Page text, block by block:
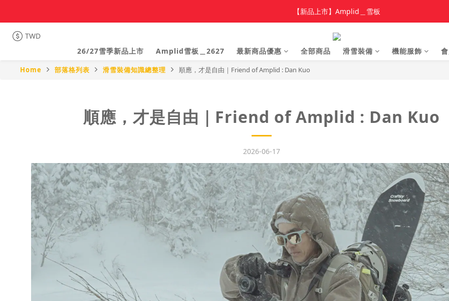
加入新會員 領$100 購物金，首單享免運🚛
【新品上市】Amplid＿雪板
【新品上市】雪季商品
加入新會員 領$100 購物金，首單享免運🚛
TWD
26/27雪季新品上市
Amplid雪板＿2627 最新商品優惠 全部商品 滑雪裝備 機能服飾
Home 部落格列表 滑雪裝備知識總整理 順應，才是自由｜Friend of Amplid : Dan Kuo
順應，才是自由｜Friend of Amplid : Dan Kuo
2026-06-17